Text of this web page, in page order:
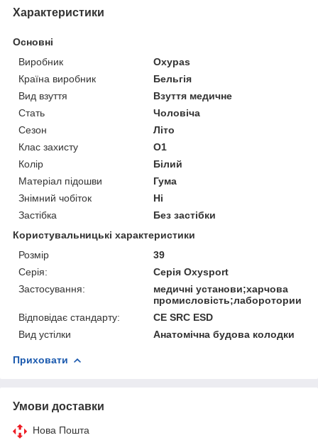
Характеристики
Основні
Виробник
Oxypas
Країна виробник
Бельгія
Вид взуття
Взуття медичне
Стать
Чоловіча
Сезон
Літо
Клас захисту
O1
Колір
Білий
Матеріал підошви
Гума
Знімний чобіток
Ні
Застібка
Без застібки
Користувальницькі характеристики
Розмір
39
Серія:
Серія Oxysport
Застосування:
медичні установи;харчова
промисловість;лаборотории
Відповідає стандарту:
CE SRC ESD
Вид устілки
Анатомічна будова колодки
Приховати
Умови доставки
Нова Пошта